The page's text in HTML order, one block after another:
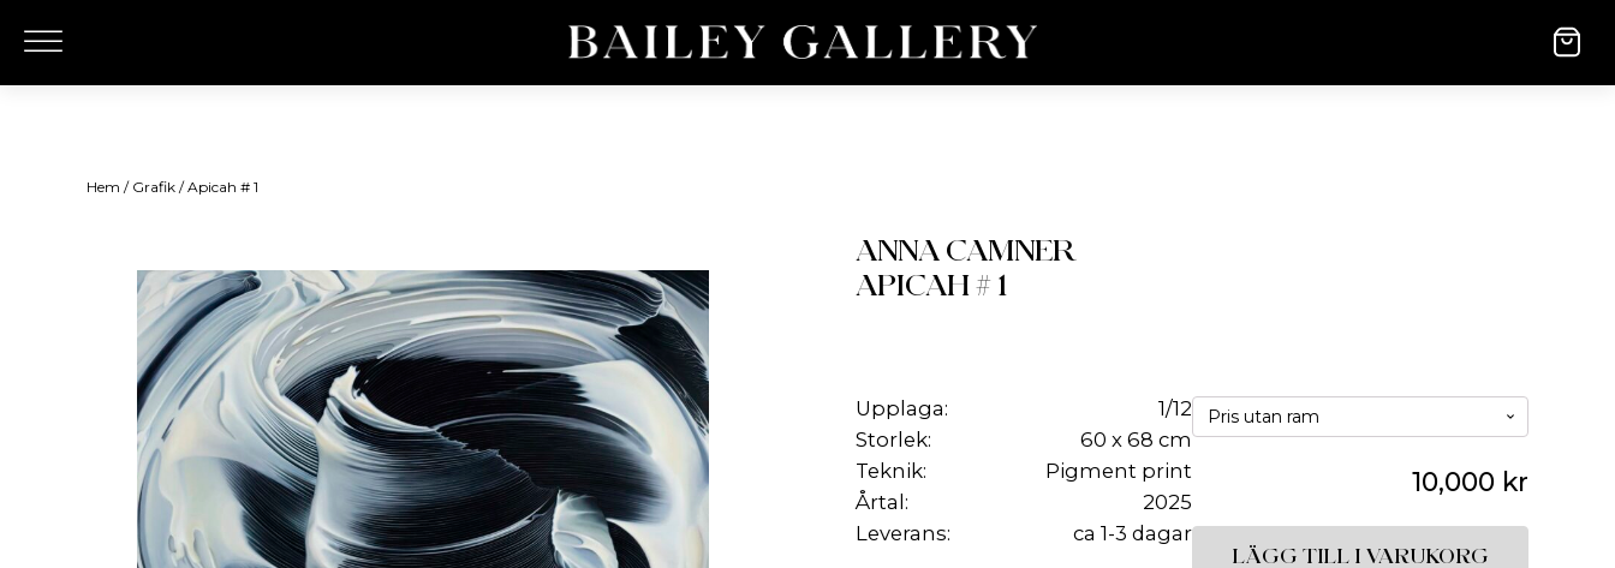
Hem / Grafik / Apicah # 1
ANNA CAMNER
APICAH # 1
Upplaga:
1/12
Storlek:
60 x 68 cm
Teknik:
Pigment print
Årtal:
2025
Leverans:
ca 1-3 dagar
10,000 kr
LÄGG TILL I VARUKORG